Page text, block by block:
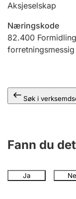
Andre tema
Aksjeselskap
Næringskode
82.400
Søk i
Fann du
Ja